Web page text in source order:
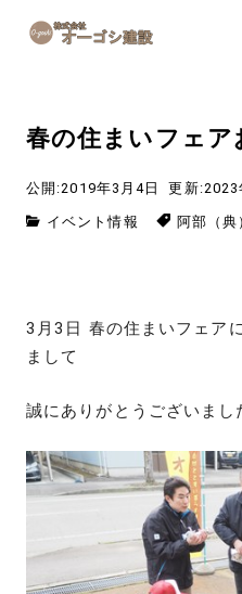
手しごと
春の住まいフェア
公開:2019年3月4日 更新:2023
イベント情報 阿部（典
3月3日 春の住まいフェア
まして
誠にありがとうございまし